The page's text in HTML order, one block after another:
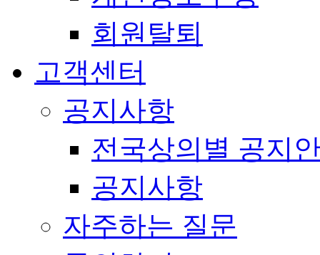
회원탈퇴
고객센터
공지사항
전국상의별 공지
공지사항
자주하는 질문